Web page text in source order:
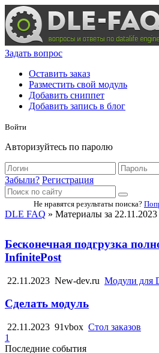
Задать вопрос
Оставить заказ
Разместить свой модуль
Добавить сниппет
Добавить запись в блог
Войти
Авторизуйтесь по паролю
Забыли? Регистрация
Не нравятся результаты поиска?
DLE FAQ » Материалы за 22.11.2023
Бесконечная подгрузка
InfinitePost
22.11.2023 New-dev.ru Модули для
Сделать модуль
22.11.2023 91vbox Стол заказов
1
Последние события